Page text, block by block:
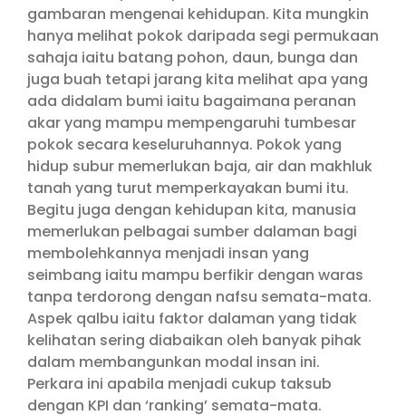
gambaran mengenai kehidupan. Kita mungkin
hanya melihat pokok daripada segi permukaan
sahaja iaitu batang pohon, daun, bunga dan
juga buah tetapi jarang kita melihat apa yang
ada didalam bumi iaitu bagaimana peranan
akar yang mampu mempengaruhi tumbesar
pokok secara keseluruhannya. Pokok yang
hidup subur memerlukan baja, air dan makhluk
tanah yang turut memperkayakan bumi itu.
Begitu juga dengan kehidupan kita, manusia
memerlukan pelbagai sumber dalaman bagi
membolehkannya menjadi insan yang
seimbang iaitu mampu berfikir dengan waras
tanpa terdorong dengan nafsu semata-mata.
Aspek qalbu iaitu faktor dalaman yang tidak
kelihatan sering diabaikan oleh banyak pihak
dalam membangunkan modal insan ini.
Perkara ini apabila menjadi cukup taksub
dengan KPI dan ‘ranking’ semata-mata.